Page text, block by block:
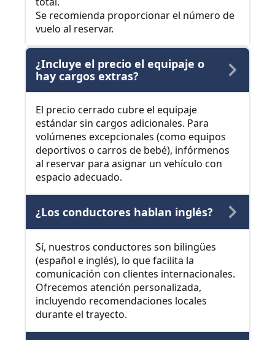
Se recomienda proporcionar el número de
vuelo al reservar.
¿Incluye el precio el equipaje o
hay cargos extras?
El precio cerrado cubre el equipaje
estándar sin cargos adicionales. Para
volúmenes excepcionales (como equipos
deportivos o carros de bebé), infórmenos
al reservar para asignar un vehículo con
espacio adecuado.
¿Los conductores hablan inglés?
Sí, nuestros conductores son bilingües
(español e inglés), lo que facilita la
comunicación con clientes internacionales.
Ofrecemos atención personalizada,
incluyendo recomendaciones locales
durante el trayecto.